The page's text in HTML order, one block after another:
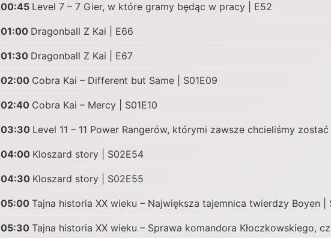
00:45 Level 7 – 7 Gier, w które gramy będąc w pracy | E52
01:00 Dragonball Z Kai | E66
01:30 Dragonball Z Kai | E67
02:00 Cobra Kai – Different but Same | S01E09
02:40 Cobra Kai – Mercy | S01E10
03:30 Level 11 – 11 Power Rangerów, którymi zawsze chcieliśmy
04:00 Kloszard story | S02E54
04:30 Kloszard story | S02E55
05:00 Tajna historia XX wieku – Największa tajemnica twierdzy Boyen |
05:30 Tajna historia XX wieku – Sprawa komandora Kłoczkowskiego,